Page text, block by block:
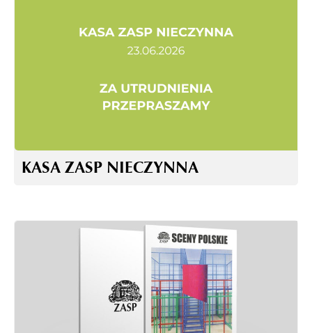
KASA ZASP NIECZYNNA